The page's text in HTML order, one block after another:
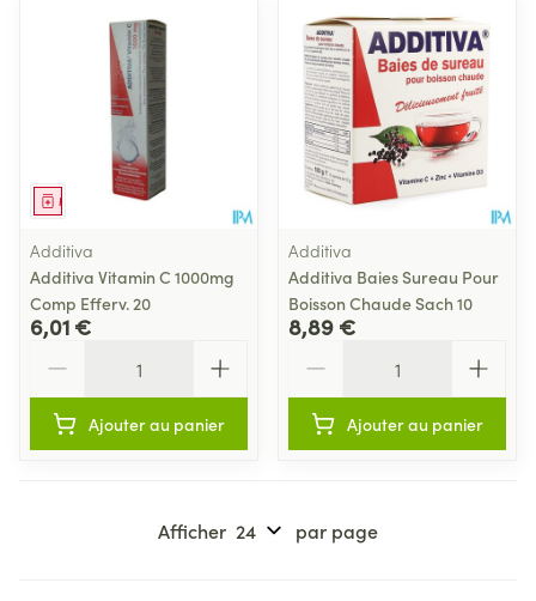
Médicament
Additiva
Additiva Vitamin C 1000mg
Comp Efferv. 20
6,01 €
Ajouter au panier
Additiva
Additiva Baies Sureau Pour
Boisson Chaude Sach 10
8,89 €
Ajouter au panier
Afficher par page